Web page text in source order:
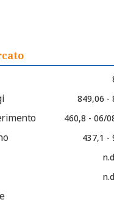
849,06 -
460,8 - 06/
437,1 -